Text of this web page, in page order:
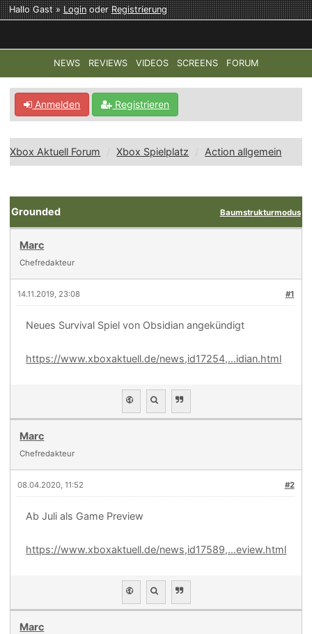
Hallo Gast »LoginoderRegistrierung
NEWS REVIEWS VIDEOS SCREENS FORUM
TOP-THEMEN: COD: MODERN WARFARE 4 HALO:
Anmelden Registrieren
Xbox Aktuell Forum Xbox Spielplatz Action allgemein
Baumstrukturmodus
Grounded
Marc
Chefredakteur
#1
14.11.2019, 23:08
Neues Survival Spiel von Obsidian angekündigt
https://www.xboxaktuell.de/news,id17254,...idian.html
Marc
Chefredakteur
#2
08.04.2020, 11:52
Ab Juli als Game Preview
https://www.xboxaktuell.de/news,id17589,...eview.html
Marc